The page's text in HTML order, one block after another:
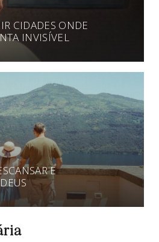
CIDADES ONDE
INVISÍVEL
E